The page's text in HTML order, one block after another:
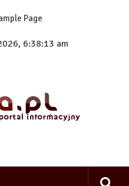
Page
6:38:13 am